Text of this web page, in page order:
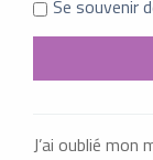
Se souvenir
J’ai oublié mon